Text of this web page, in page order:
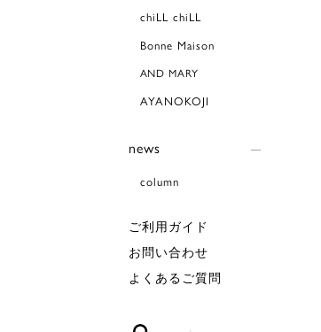
chiLL chiLL
Bonne Maison
AND MARY
AYANOKOJI
news
column
ご利用ガイド
お問い合わせ
よくあるご質問